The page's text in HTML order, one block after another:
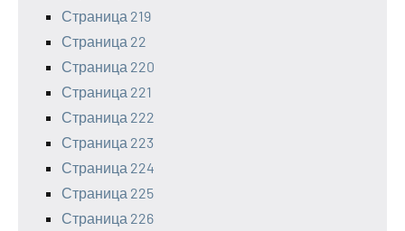
Страница 219
Страница 22
Страница 220
Страница 221
Страница 222
Страница 223
Страница 224
Страница 225
Страница 226